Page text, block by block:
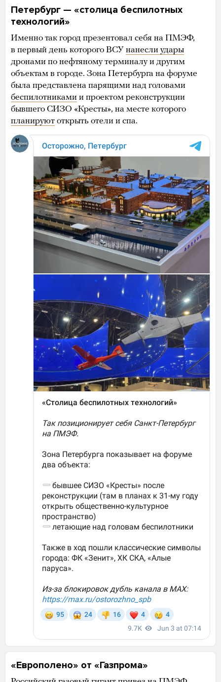
Петербург — «столица беспилотных
технологий»
Именно так город презентовал себя на ПМЭФ,
в первый день которого ВСУ нанесли удары
дронами по нефтяному терминалу и другим
объектам в городе. Зона Петербурга на форуме
была представлена парящими над головами
беспилотниками и проектом реконструкции
бывшего СИЗО «Кресты», на месте которого
планируют открыть отели и спа.
«Европолено» от «Газпрома»